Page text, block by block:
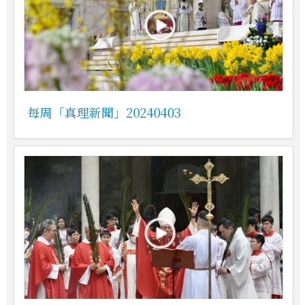
每周「真理新聞」20240403